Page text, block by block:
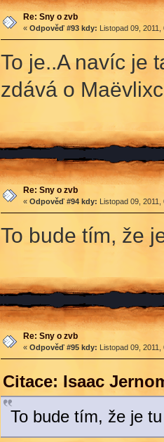
Re: Sny o zvb
« Odpověď #93 kdy: Listopad 09,
To je..A navíc je
zdává o
Re: Sny o zvb
« Odpověď #94 kdy: Listopad 09,
To bude tím, že
Re: Sny o zvb
« Odpověď #95 kdy: Listopad 09,
Citace: Isaac
To bude tím, že je